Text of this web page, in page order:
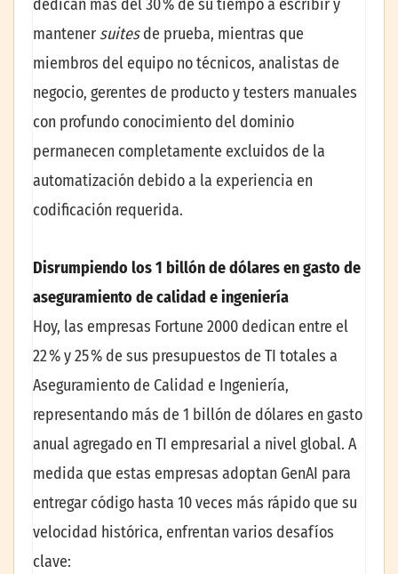
dedican más del 30 % de su tiempo a escribir y
mantener suitesde prueba, mientras que
miembros del equipo no técnicos, analistas de
negocio, gerentes de producto y testers manuales
con profundo conocimiento del dominio
permanecen completamente excluidos de la
automatización debido a la experiencia en
codificación requerida.
Disrumpiendo los 1 billón de dólares en gasto de
aseguramiento de calidad e ingeniería
Hoy, las empresas Fortune 2000 dedican entre el
22 % y 25 % de sus presupuestos de TI totales a
Aseguramiento de Calidad e Ingeniería,
representando más de 1 billón de dólares en gasto
anual agregado en TI empresarial a nivel global. A
medida que estas empresas adoptan GenAI para
entregar código hasta 10 veces más rápido que su
velocidad histórica, enfrentan varios desafíos
clave: